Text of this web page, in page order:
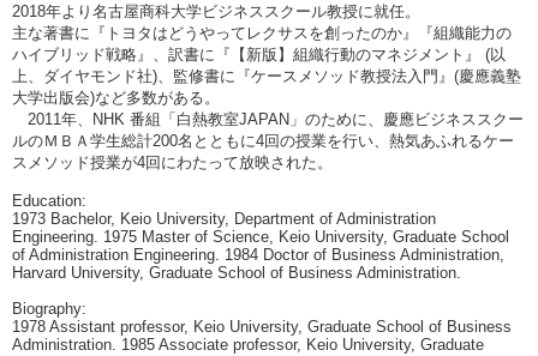
2018年より名古屋商科大学ビジネススクール教授に就任。
主な著書に『トヨタはどうやってレクサスを創ったのか』『組織能力の
ハイブリッド戦略』、訳書に『【新版】組織行動のマネジメント』 (以
上、ダイヤモンド社)、監修書に『ケースメソッド教授法入門』(慶應義塾
大学出版会)など多数がある。
2011年、NHK 番組「白熱教室JAPAN」のために、慶應ビジネススクー
ルのＭＢＡ学生総計200名とともに4回の授業を行い、熱気あふれるケー
スメソッド授業が4回にわたって放映された。
Education:
1973 Bachelor, Keio University, Department of Administration
Engineering. 1975 Master of Science, Keio University, Graduate School
of Administration Engineering. 1984 Doctor of Business Administration,
Harvard University, Graduate School of Business Administration.
Biography:
1978 Assistant professor, Keio University, Graduate School of Business
Administration. 1985 Associate professor, Keio University, Graduate